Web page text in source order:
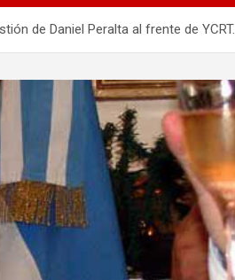
de Daniel Peralta al frente de YCRT.